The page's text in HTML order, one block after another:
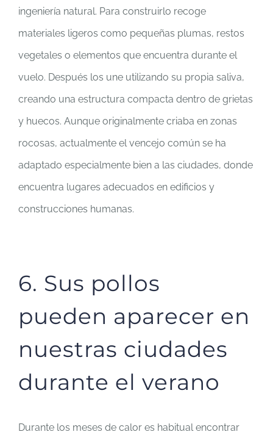
ingeniería natural. Para construirlo recoge
materiales ligeros como pequeñas plumas, restos
vegetales o elementos que encuentra durante el
vuelo. Después los une utilizando su propia saliva,
creando una estructura compacta dentro de grietas
y huecos. Aunque originalmente criaba en zonas
rocosas, actualmente el vencejo común se ha
adaptado especialmente bien a las ciudades, donde
encuentra lugares adecuados en edificios y
construcciones humanas.
6. Sus pollos
pueden aparecer en
nuestras ciudades
durante el verano
Durante los meses de calor es habitual encontrar